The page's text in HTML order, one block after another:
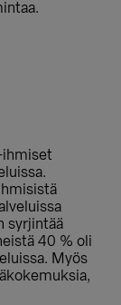
ihmiset
syrjintää
40 % oli
Myös